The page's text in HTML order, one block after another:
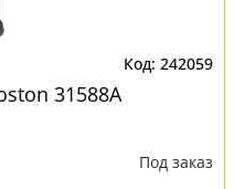
242059
31588A
Под заказ